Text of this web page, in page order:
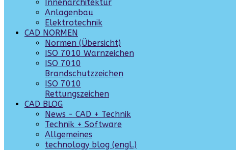
Innenarchitektur
Anlagenbau
Elektrotechnik
CAD NORMEN
Normen (Übersicht)
ISO 7010 Warnzeichen
ISO 7010
Brandschutzzeichen
ISO 7010
Rettungszeichen
CAD BLOG
News - CAD + Technik
Technik + Software
Allgemeines
technology blog (engl.)